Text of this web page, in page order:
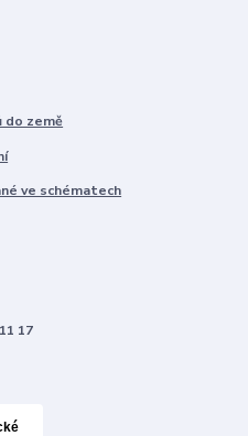
do země
ve schématech
17